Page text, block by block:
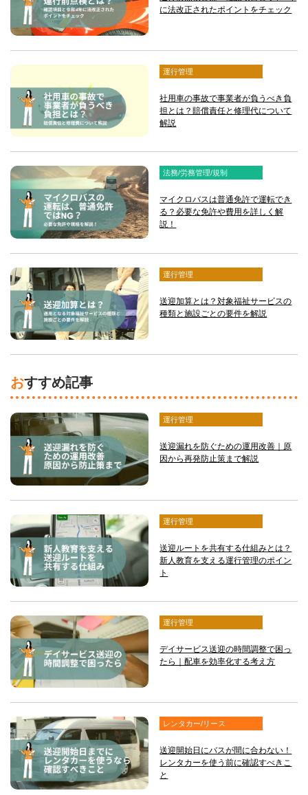
に法改正されたポイントをチェック
運行管理
社用車の事故で事業者が負うべき負
担とは？賠償責任と修理代について
解説
法務/労務管理/規制
マイクロバスは普通免許で運転でき
る？必要な免許や費用を詳しく解
説！
運行管理
送迎加算とは？対象福祉サービスの
種類と施設ごとの要件を解説
おすすめ記事
運行管理
送迎漏れを防ぐための運用改善｜原
因から再発防止策まで解説
運行管理
送迎ルートを共有する仕組みとは？
新人教育を支える運行管理のポイン
ト
運行管理
デイサービス送迎の時間調整で困っ
たら｜配車を効率化する考え方
レンタカー/リース
送迎開始日にバスが間に合わない！
レンタカーを使う前に確認すべきこ
と